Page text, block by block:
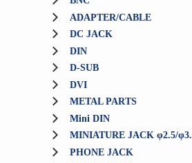
ADAPTER/CABLE
DC JACK
DIN
D-SUB
DVI
METAL PARTS
Mini DIN
MINIATURE JACK φ2.5/
PHONE JACK